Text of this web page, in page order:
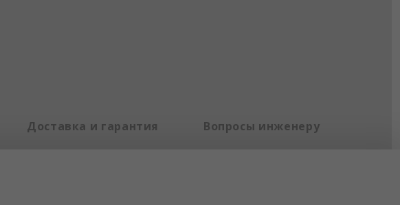
Доставка и гарантия Вопросы инженеру